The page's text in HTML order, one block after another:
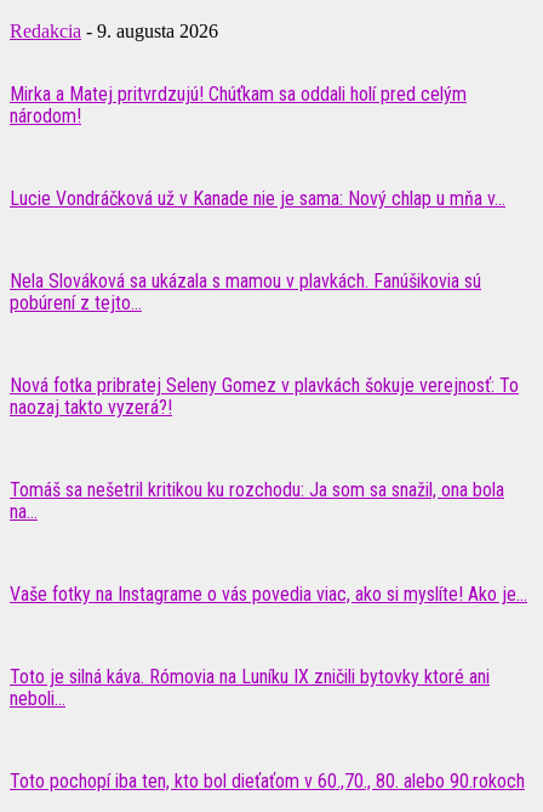
Redakcia - 9. augusta 2026
Mirka a Matej pritvrdzujú! Chúťkam sa oddali holí pred celým
národom!
Lucie Vondráčková už v Kanade nie je sama: Nový chlap u mňa v...
Nela Slováková sa ukázala s mamou v plavkách. Fanúšikovia sú
pobúrení z tejto...
Nová fotka pribratej Seleny Gomez v plavkách šokuje verejnosť: To
naozaj takto vyzerá?!
Tomáš sa nešetril kritikou ku rozchodu: Ja som sa snažil, ona bola
na...
Vaše fotky na Instagrame o vás povedia viac, ako si myslíte! Ako je...
Toto je silná káva. Rómovia na Luníku IX zničili bytovky ktoré ani
neboli...
Toto pochopí iba ten, kto bol dieťaťom v 60.,70., 80. alebo 90.rokoch